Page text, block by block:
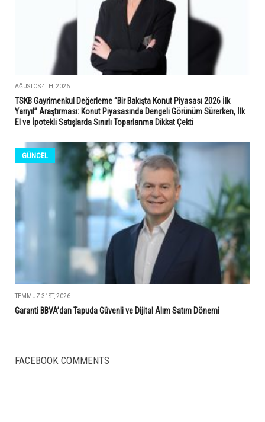
AĞUSTOS 4TH, 2026
TSKB Gayrimenkul Değerleme “Bir Bakışta Konut Piyasası 2026 İlk
Yarıyıl” Araştırması: Konut Piyasasında Dengeli Görünüm Sürerken, İlk
El ve İpotekli Satışlarda Sınırlı Toparlanma Dikkat Çekti
GÜNCEL
TEMMUZ 31ST, 2026
Garanti BBVA’dan Tapuda Güvenli ve Dijital Alım Satım Dönemi
FACEBOOK COMMENTS